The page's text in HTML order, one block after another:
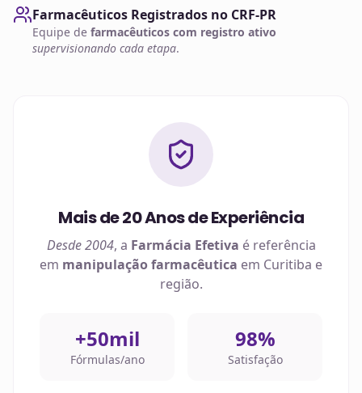
Farmacêuticos Registrados no CRF-PR
Equipe de farmacêuticos com registro ativo
supervisionando cada etapa.
Mais de 20 Anos de Experiência
Desde 2004, a Farmácia Efetiva é referência
em manipulação farmacêutica em Curitiba e
região.
+50mil
Fórmulas/ano
98%
Satisfação